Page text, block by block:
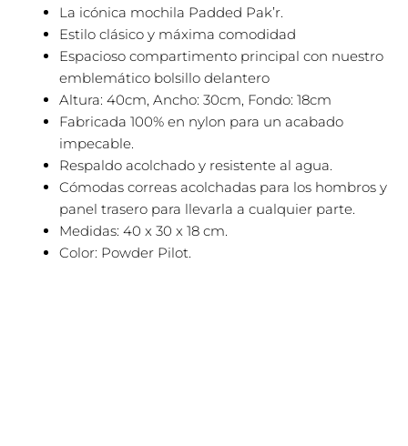
La icónica mochila Padded Pak’r.
Estilo clásico y máxima comodidad
Espacioso compartimento principal con nuestro
emblemático bolsillo delantero
Altura: 40cm, Ancho: 30cm, Fondo: 18cm
Fabricada 100% en nylon para un acabado
impecable.
Respaldo acolchado y resistente al agua.
Cómodas correas acolchadas para los hombros y
panel trasero para llevarla a cualquier parte.
Medidas: 40 x 30 x 18 cm.
Color: Powder Pilot.